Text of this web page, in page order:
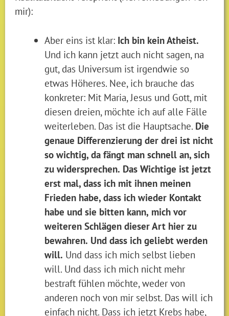
mir):
Aber eins ist klar: Ich bin kein Atheist.
Und ich kann jetzt auch nicht sagen, na
gut, das Universum ist irgendwie so
etwas Höheres. Nee, ich brauche das
konkreter: Mit Maria, Jesus und Gott, mit
diesen dreien, möchte ich auf alle Fälle
weiterleben. Das ist die Hauptsache. Die
genaue Differenzierung der drei ist nicht
so wichtig, da fängt man schnell an, sich
zu widersprechen. Das Wichtige ist jetzt
erst mal, dass ich mit ihnen meinen
Frieden habe, dass ich wieder Kontakt
habe und sie bitten kann, mich vor
weiteren Schlägen dieser Art hier zu
bewahren. Und dass ich geliebt werden
will. Und dass ich mich selbst lieben
will. Und dass ich mich nicht mehr
bestraft fühlen möchte, weder von
anderen noch von mir selbst. Das will ich
einfach nicht. Dass ich jetzt Krebs habe,